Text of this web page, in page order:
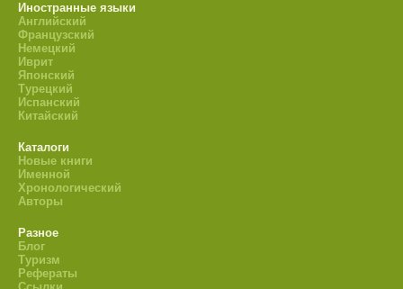
Иностранные языки
Английский
Французский
Немецкий
Иврит
Японский
Турецкий
Испанский
Китайский
Каталоги
Новые книги
Именной
Хронологический
Авторы
Разное
Блог
Туризм
Рефераты